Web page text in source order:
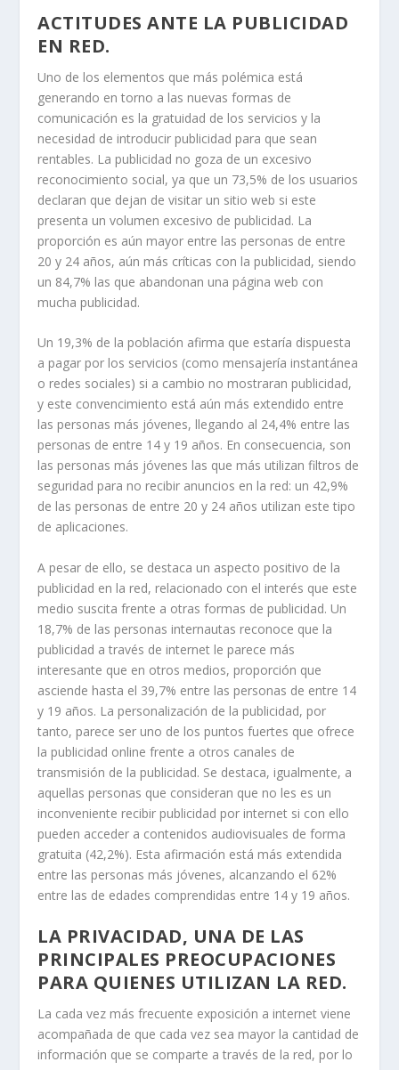
ACTITUDES ANTE LA PUBLICIDAD
EN RED.
Uno de los elementos que más polémica está
generando en torno a las nuevas formas de
comunicación es la gratuidad de los servicios y la
necesidad de introducir publicidad para que sean
rentables. La publicidad no goza de un excesivo
reconocimiento social, ya que un 73,5% de los usuarios
declaran que dejan de visitar un sitio web si este
presenta un volumen excesivo de publicidad. La
proporción es aún mayor entre las personas de entre
20 y 24 años, aún más críticas con la publicidad, siendo
un 84,7% las que abandonan una página web con
mucha publicidad.
Un 19,3% de la población afirma que estaría dispuesta
a pagar por los servicios (como mensajería instantánea
o redes sociales) si a cambio no mostraran publicidad,
y este convencimiento está aún más extendido entre
las personas más jóvenes, llegando al 24,4% entre las
personas de entre 14 y 19 años. En consecuencia, son
las personas más jóvenes las que más utilizan filtros de
seguridad para no recibir anuncios en la red: un 42,9%
de las personas de entre 20 y 24 años utilizan este tipo
de aplicaciones.
A pesar de ello, se destaca un aspecto positivo de la
publicidad en la red, relacionado con el interés que este
medio suscita frente a otras formas de publicidad. Un
18,7% de las personas internautas reconoce que la
publicidad a través de internet le parece más
interesante que en otros medios, proporción que
asciende hasta el 39,7% entre las personas de entre 14
y 19 años. La personalización de la publicidad, por
tanto, parece ser uno de los puntos fuertes que ofrece
la publicidad online frente a otros canales de
transmisión de la publicidad. Se destaca, igualmente, a
aquellas personas que consideran que no les es un
inconveniente recibir publicidad por internet si con ello
pueden acceder a contenidos audiovisuales de forma
gratuita (42,2%). Esta afirmación está más extendida
entre las personas más jóvenes, alcanzando el 62%
entre las de edades comprendidas entre 14 y 19 años.
LA PRIVACIDAD, UNA DE LAS
PRINCIPALES PREOCUPACIONES
PARA QUIENES UTILIZAN LA RED.
La cada vez más frecuente exposición a internet viene
acompañada de que cada vez sea mayor la cantidad de
información que se comparte a través de la red, por lo